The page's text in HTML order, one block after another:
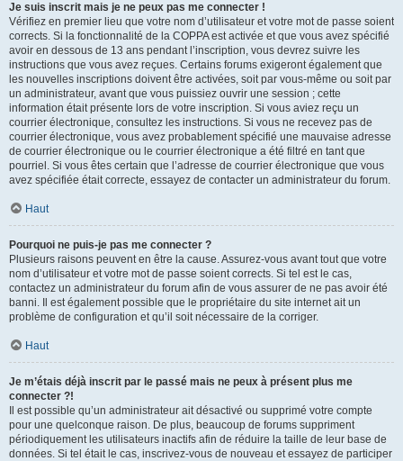
Je suis inscrit mais je ne peux pas me connecter !
Vérifiez en premier lieu que votre nom d’utilisateur et votre mot de passe soient
corrects. Si la fonctionnalité de la COPPA est activée et que vous avez spécifié
avoir en dessous de 13 ans pendant l’inscription, vous devrez suivre les
instructions que vous avez reçues. Certains forums exigeront également que
les nouvelles inscriptions doivent être activées, soit par vous-même ou soit par
un administrateur, avant que vous puissiez ouvrir une session ; cette
information était présente lors de votre inscription. Si vous aviez reçu un
courrier électronique, consultez les instructions. Si vous ne recevez pas de
courrier électronique, vous avez probablement spécifié une mauvaise adresse
de courrier électronique ou le courrier électronique a été filtré en tant que
pourriel. Si vous êtes certain que l’adresse de courrier électronique que vous
avez spécifiée était correcte, essayez de contacter un administrateur du forum.
Haut
Pourquoi ne puis-je pas me connecter ?
Plusieurs raisons peuvent en être la cause. Assurez-vous avant tout que votre
nom d’utilisateur et votre mot de passe soient corrects. Si tel est le cas,
contactez un administrateur du forum afin de vous assurer de ne pas avoir été
banni. Il est également possible que le propriétaire du site internet ait un
problème de configuration et qu’il soit nécessaire de la corriger.
Haut
Je m’étais déjà inscrit par le passé mais ne peux à présent plus me
connecter ?!
Il est possible qu’un administrateur ait désactivé ou supprimé votre compte
pour une quelconque raison. De plus, beaucoup de forums suppriment
périodiquement les utilisateurs inactifs afin de réduire la taille de leur base de
données. Si tel était le cas, inscrivez-vous de nouveau et essayez de participer